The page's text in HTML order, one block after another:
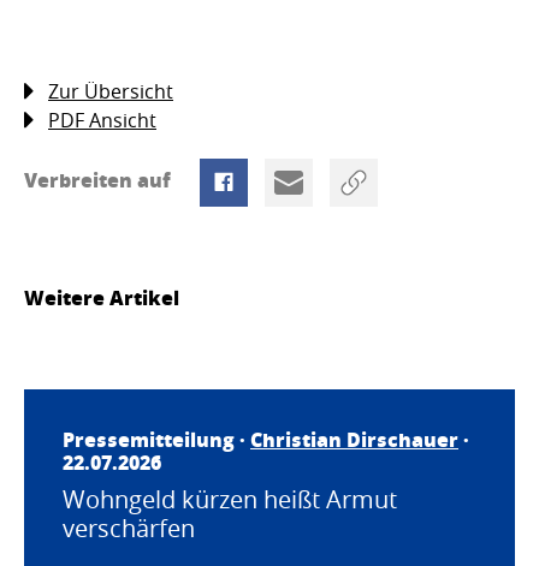
Zur Übersicht
PDF Ansicht
Verbreiten auf
Weitere Artikel
Pressemitteilung · Christian Dirschauer·
22.07.2026
Wohngeld kürzen heißt Armut
verschärfen